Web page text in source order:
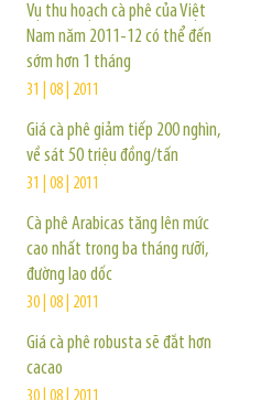
Vụ thu hoạch cà phê của Việt
Nam năm 2011-12 có thể đến
sớm hơn 1 tháng
31 | 08 | 2011
Giá cà phê giảm tiếp 200 nghìn,
về sát 50 triệu đồng/tấn
31 | 08 | 2011
Cà phê Arabicas tăng lên mức
cao nhất trong ba tháng rưỡi,
đường lao dốc
30 | 08 | 2011
Giá cà phê robusta sẽ đắt hơn
cacao